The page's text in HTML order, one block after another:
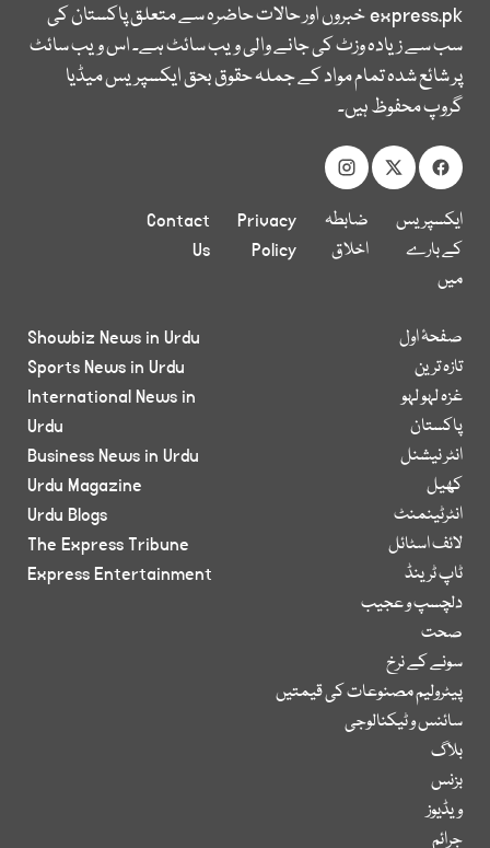
express.pkخبروں اور حالات حاضرہ سے متعلق پاکستان کی
سب سے زیادہ وزٹ کی جانے والی ویب سائٹ ہے۔ اس ویب سائٹ
پر شائع شدہ تمام مواد کے جملہ حقوق بحق ایکسپریس میڈیا
گروپ محفوظ ہیں۔
ایکسپریس
کے بارے
میں
ضابطہ
اخلاق
Privacy
Policy
Contact
Us
صفحۂ اول
تازہ ترین
غزہ لہو لہو
پاکستان
انٹر نیشنل
کھیل
انٹرٹینمنٹ
لائف اسٹائل
ٹاپ ٹرینڈ
دلچسپ و عجیب
صحت
سونے کے نرخ
پیٹرولیم مصنوعات کی قیمتیں
سائنس و ٹیکنالوجی
بلاگ
بزنس
ویڈیوز
جرائم
Showbiz News in Urdu
Sports News in Urdu
International News in
Urdu
Business News in Urdu
Urdu Magazine
Urdu Blogs
The Express Tribune
Express Entertainment